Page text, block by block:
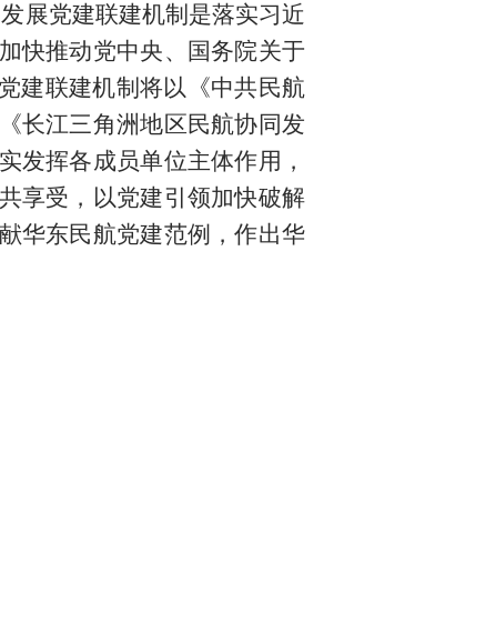
展党建联建机制是落实习近
快推动党中央、国务院关于
建联建机制将以《中共民航
长江三角洲地区民航协同发
发挥各成员单位主体作用，
享受，以党建引领加快破解
华东民航党建范例，作出华